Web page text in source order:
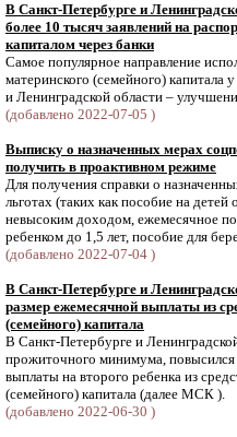
В Санкт-Петербурге и
более 10 тысяч заявлений на
капиталом через банки
Самое популярное направление
материнского (семейного) капитала
и Ленинградской области –
(добавлено 2022-07-05 )
Выписку о назначенных мерах
получить в проактивном режиме
Для получения справки о
льготах (таких как пособие на детей
невысоким доходом, ежемесячное
ребенком до 1,5 лет, пособие для
(добавлено 2022-07-04 )
В Санкт-Петербурге и
размер ежемесячной выплаты из
(семейного) капитала
В Санкт-Петербурге и
прожиточного минимума,
выплаты на второго ребенка из
(семейного) капитала (далее МСК ).
(добавлено 2022-06-30 )